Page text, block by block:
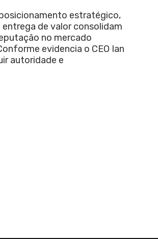
estratégico,
de valor consolidam
no mercado
evidencia o CEO Ian
autoridade e